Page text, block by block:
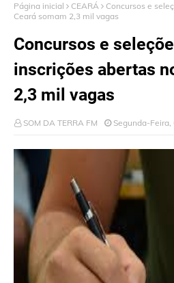
Página inicial CEARÁ
Concursos e
Ceará somam 2,3 mil vagas
Concursos e
inscrições abertas
2,3 mil vagas
SOM DA TERRA FM Segunda-